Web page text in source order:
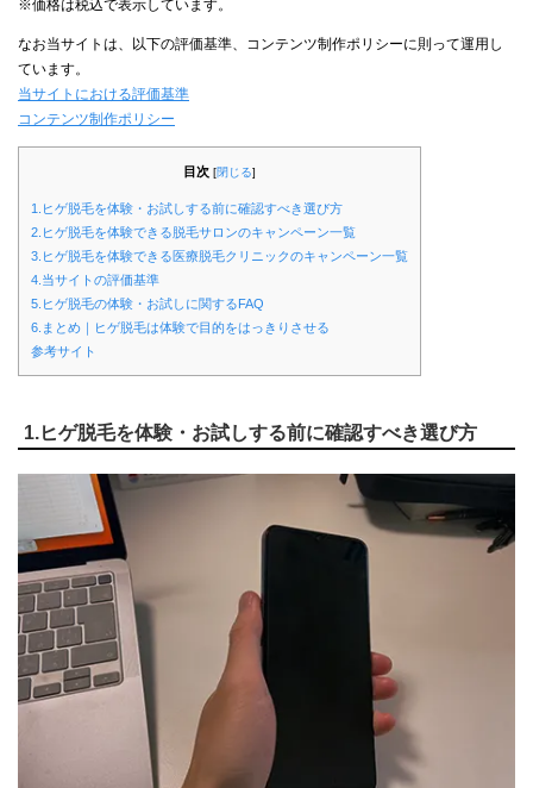
※価格は税込で表示しています。
なお当サイトは、以下の評価基準、コンテンツ制作ポリシーに則って運用し
ています。
当サイトにおける評価基準
コンテンツ制作ポリシー
目次 [閉じる]
1.ヒゲ脱毛を体験・お試しする前に確認すべき選び方
2.ヒゲ脱毛を体験できる脱毛サロンのキャンペーン一覧
3.ヒゲ脱毛を体験できる医療脱毛クリニックのキャンペーン一覧
4.当サイトの評価基準
5.ヒゲ脱毛の体験・お試しに関するFAQ
6.まとめ｜ヒゲ脱毛は体験で目的をはっきりさせる
参考サイト
1.ヒゲ脱毛を体験・お試しする前に確認すべき選び方